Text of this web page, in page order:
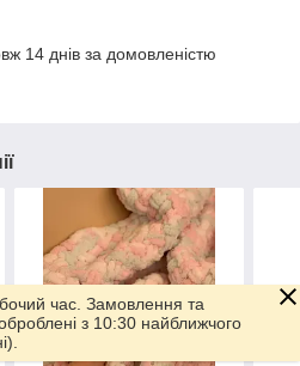
14 днів за домовленістю
час. Замовлення та
з 10:30 найближчого